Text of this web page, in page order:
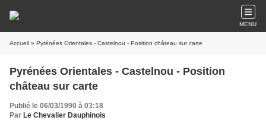
MENU
Accueil » Pyrénées Orientales - Castelnou - Position château sur carte
Pyrénées Orientales - Castelnou - Position
château sur carte
Publié le 06/03/1990 à 03:18
Par Le Chevalier Dauphinois